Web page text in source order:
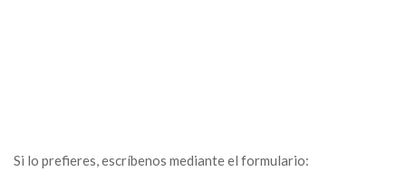
Si lo prefieres, escríbenos mediante el formulario: